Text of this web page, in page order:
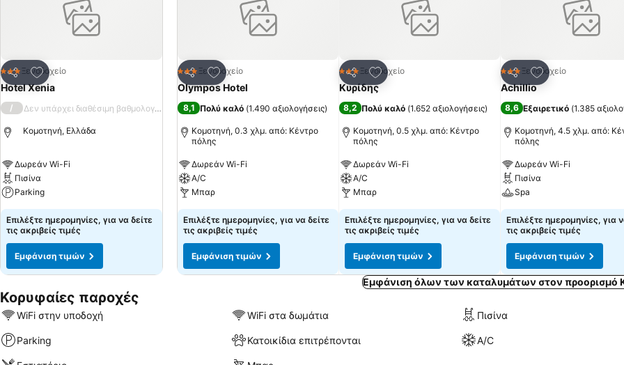
Κοινοποίηση
Προσθήκη στα αγαπημένα
3 ΑστέριαΞενοδοχείο
Hotel Xenia
/ Δεν υπάρχει διαθέσιμη βαθμολογία
Κομοτηνή, Ελλάδα
Δωρεάν Wi-Fi
Πισίνα
Parking
Επιλέξτε ημερομηνίες, για να δείτε
τις ακριβείς τιμές
Εμφάνιση τιμών
Κοινοποίηση
Προσθήκη στα αγαπημένα
3 ΑστέριαΞενοδοχείο
Olympos Hotel
8,1 Πολύ καλό (1.490 αξιολογήσεις)
Κομοτηνή, 0.3 χλμ. από: Κέντρο
πόλης
Δωρεάν Wi-Fi
A/C
Μπαρ
Επιλέξτε ημερομηνίες, για να δείτε
τις ακριβείς τιμές
Εμφάνιση τιμών
Κοινοποίηση
Προσθήκη στα αγαπημένα
3 ΑστέριαΞενοδοχείο
Κυρίδης
8,2 Πολύ καλό (1.652 αξιολογήσεις)
Κομοτηνή, 0.5 χλμ. από: Κέντρο
πόλης
Δωρεάν Wi-Fi
A/C
Μπαρ
Επιλέξτε ημερομηνίες, για να δείτε
τις ακριβείς τιμές
Εμφάνιση τιμών
Κοινοποίηση
Προσθήκη στα
3 ΑστέριαΞενοδοχείο
Achillio
8,6 Εξαιρετικό (1.385
Κομοτηνή, 4.5 χλμ. από:
πόλης
Δωρεάν Wi-Fi
Πισίνα
Spa
Επιλέξτε ημερομηνίες, για
τις ακριβείς τιμές
Εμφάνιση τιμών
Εμφάνιση όλων των καταλυμάτων στον προορισμό
Κορυφαίες παροχές
WiFi στην υποδοχή WiFi στα δωμάτια Πισίνα
Parking Κατοικίδια επιτρέπονται A/C